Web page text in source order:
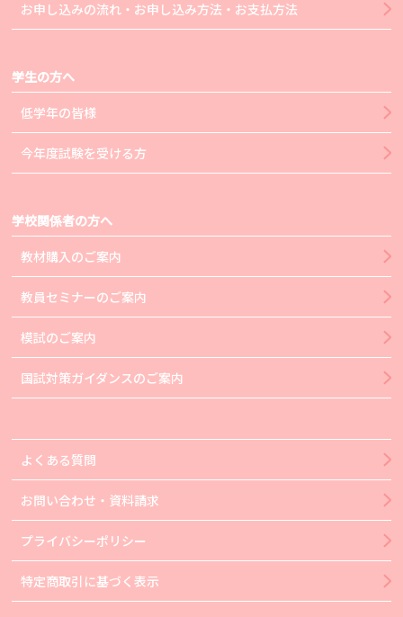
お申し込みの流れ・お申し込み方法・お支払方法
学生の方へ
低学年の皆様
今年度試験を受ける方
学校関係者の方へ
教材購入のご案内
教員セミナーのご案内
模試のご案内
国試対策ガイダンスのご案内
よくある質問
お問い合わせ・資料請求
プライバシーポリシー
特定商取引に基づく表示